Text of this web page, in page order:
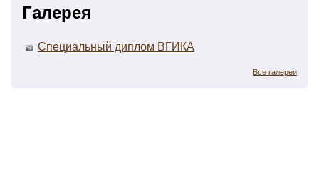
Галерея
Специальный диплом ВГИКА
Все галереи